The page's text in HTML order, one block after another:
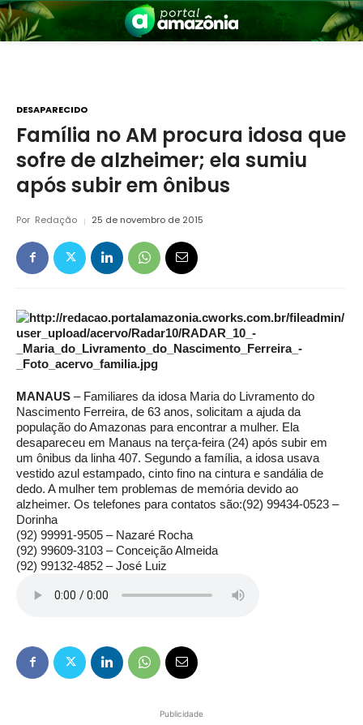
Amazônia
DESAPARECIDO
Família no AM procura idosa que
sofre de alzheimer; ela sumiu
após subir em ônibus
Por Redação 25 de novembro de 2015
MANAUS – Familiares da idosa Maria do Livramento do
Nascimento Ferreira, de 63 anos, solicitam a ajuda da
população do Amazonas para encontrar a mulher. Ela
desapareceu em Manaus na terça-feira (24) após subir em
um ônibus da linha 407. Segundo a família, a idosa usava
vestido azul estampado, cinto fino na cintura e sandália de
dedo. A mulher tem problemas de memória devido ao
alzheimer. Os telefones para contatos são:(92) 99434-0523 –
Dorinha
(92) 99991-9505 – Nazaré Rocha
(92) 99609-3103 – Conceição Almeida
(92) 99132-4852 – José Luiz
Publicidade